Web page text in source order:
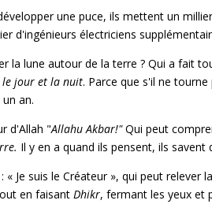
une puce, ils mettent un
d'ingénieurs électriciens
la lune autour de la terre ? Qui a fait
le jour et la nuit. Parce que s'il ne
an.
d'Allah "Allahu Akbar!"Qui peut
Il y en a quand ils pensent, ils
« Je suis le Créateur », qui peut
en faisantDhikr, fermant les yeux et